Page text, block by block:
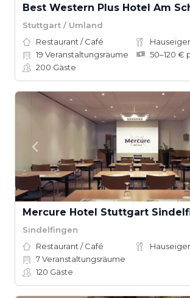
Best Western Plus Hotel Am
Stuttgart / Umland
Restaurant / Café
19 Veranstaltungsräume
50–120 €
200 Gäste
Sindelfingen
Restaurant / Café
7Veranstaltungsräume
120 Gäste